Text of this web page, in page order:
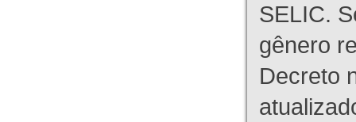
SELIC.
gênero
Decreto